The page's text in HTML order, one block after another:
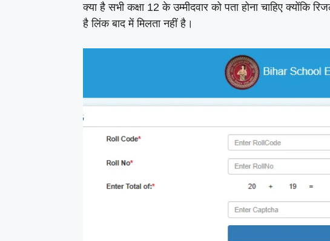
क्या है सभी कक्षा 12 के उम्मीदवार को पता होना चाहिए
है लिंक बाद में मिलता नहीं है।